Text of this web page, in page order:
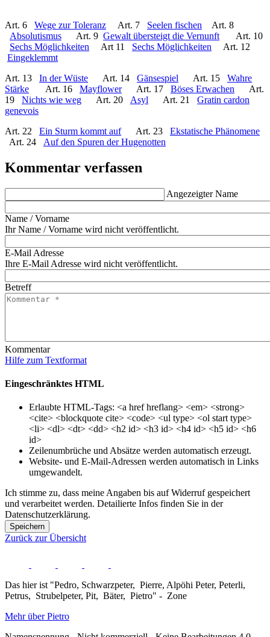
Art. 6 Wege zur Toleranz Art. 7 Seelen fischen Art. 8
Absolutismus Art. 9 Gewalt übersteigt die Vernunft Art. 10
Sechs Möglichkeiten Art 11 Sechs Möglichkeiten Art. 12
Eingeklemmt
Art. 13 In der Wüste Art. 14 Gänsespiel Art. 15 Wahre
Stärke Art. 16 MayflowerArt. 17 Böses Erwachen Art.
19 Nichts wie weg Art. 20 Asyl Art. 21 Gratin cardon
genevois
Art. 22 Ein Sturm kommt aufArt. 23 Ekstatische Phänomene
Art. 24 Auf den Spuren der Hugenotten
Kommentar verfassen
Angezeigter Name
Name / Vorname
Ihr Name / Vorname wird nicht veröffentlicht.
E-Mail Adresse
Ihre E-Mail Adresse wird nicht veröffentlicht.
Betreff
Kommentar
Hilfe zum Textformat
Eingeschränktes HTML
Erlaubte HTML-Tags: <a href hreflang> <em> <strong>
<cite> <blockquote cite> <code> <ul type> <ol start type>
<li> <dl> <dt> <dd> <h2 id> <h3 id> <h4 id> <h5 id> <h6
id>
Zeilenumbrüche und Absätze werden automatisch erzeugt.
Website- und E-Mail-Adressen werden automatisch in Links
umgewandelt.
Ich stimme zu, dass meine Angaben bis auf Widerruf gespeichert
und verarbeitet werden. Detailierte Infos finden Sie in der
Datenschutzerklärung.
Speichern
Zurück zur Übersicht
Das hier ist "Pedro, Schwarzpeter, Pierre, Alpöhi Peter, Peterli,
Petrus, Strubelpeter, Pit, Bäter, Pietro" - Zone
Mehr über Pietro